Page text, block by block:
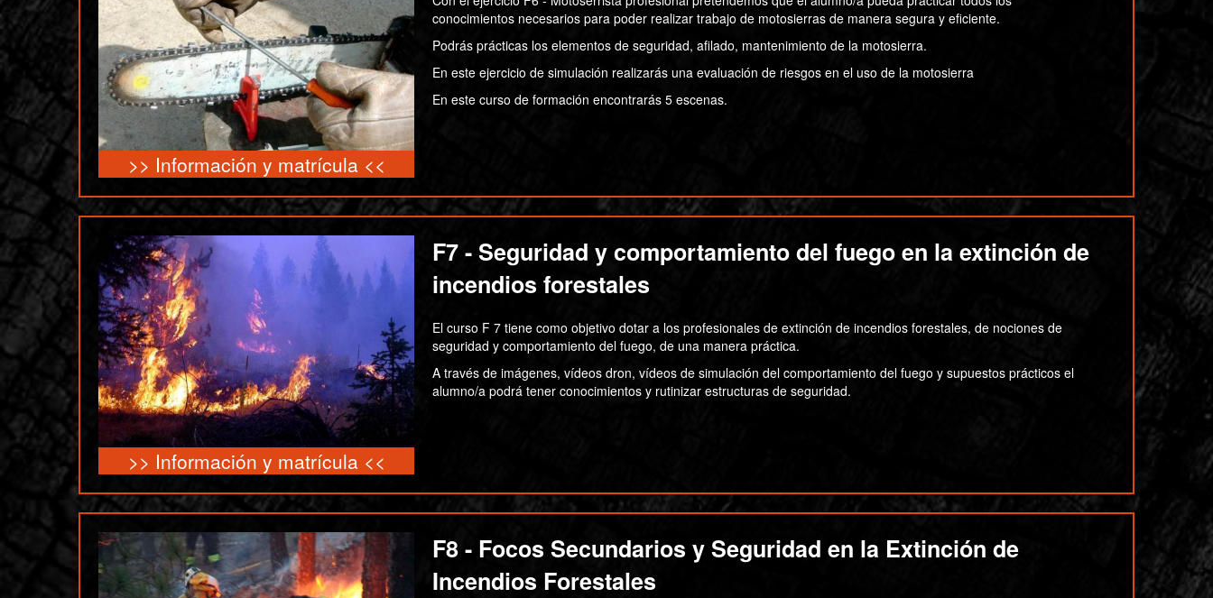
>> Información y matrícula <<
conocimientos necesarios para poder realizar trabajo de motosierras de manera segura y eficiente.
Podrás prácticas los elementos de seguridad, afilado, mantenimiento de la motosierra.
En este ejercicio de simulación realizarás una evaluación de riesgos en el uso de la motosierra
En este curso de formación encontrarás 5 escenas.
>> Información y matrícula <<
F7 - Seguridad y comportamiento del fuego en la extinción de
incendios forestales
El curso F 7 tiene como objetivo dotar a los profesionales de extinción de incendios forestales, de nociones de
seguridad y comportamiento del fuego, de una manera práctica.
A través de imágenes, vídeos dron, vídeos de simulación del comportamiento del fuego y supuestos prácticos el
alumno/a podrá tener conocimientos y rutinizar estructuras de seguridad.
F8 - Focos Secundarios y Seguridad en la Extinción de
Incendios Forestales